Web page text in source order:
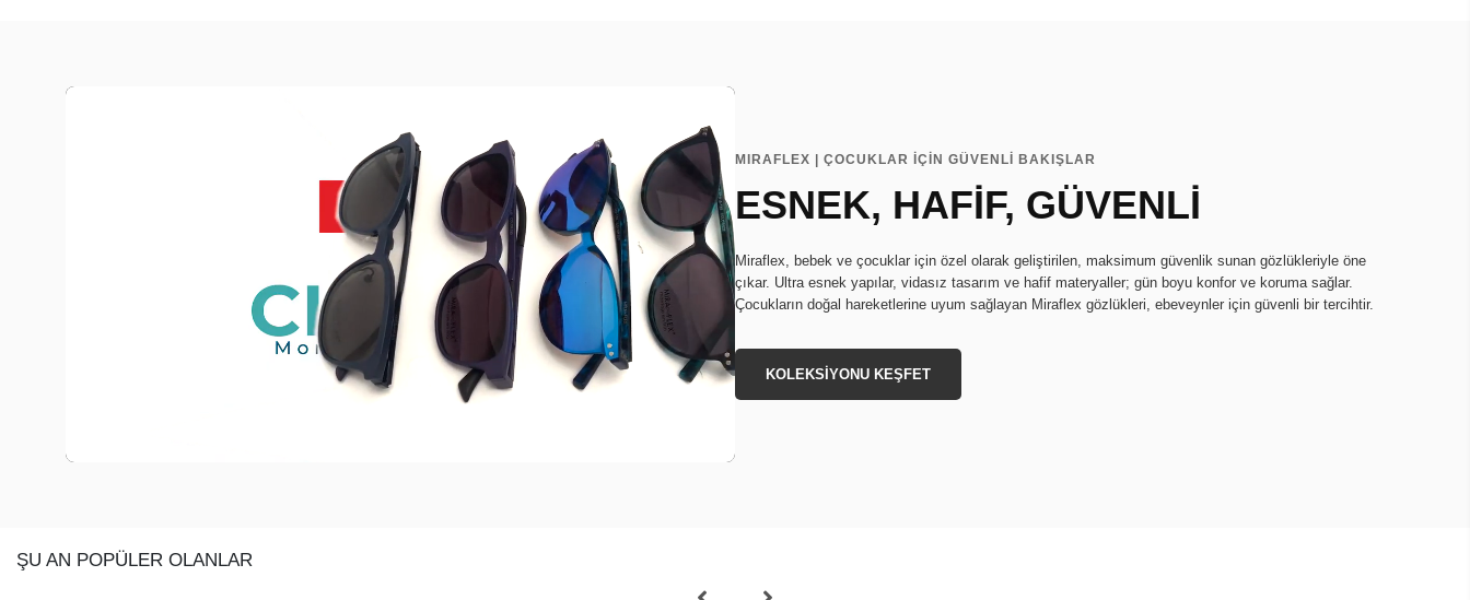
MIRAFLEX | ÇOCUKLAR İÇİN GÜVENLİ BAKIŞLAR
ESNEK, HAFİF, GÜVENLİ
Miraflex, bebek ve çocuklar için özel olarak geliştirilen, maksimum güvenlik sunan gözlükleriyle öne
çıkar. Ultra esnek yapılar, vidasız tasarım ve hafif materyaller; gün boyu konfor ve koruma sağlar.
Çocukların doğal hareketlerine uyum sağlayan Miraflex gözlükleri, ebeveynler için güvenli bir tercihtir.
KOLEKSİYONU KEŞFET
ŞU AN POPÜLER OLANLAR